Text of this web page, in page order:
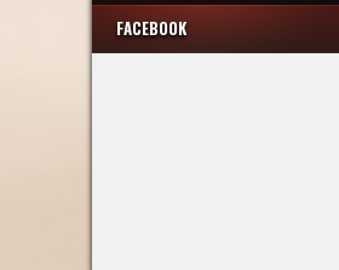
FACEBOOK